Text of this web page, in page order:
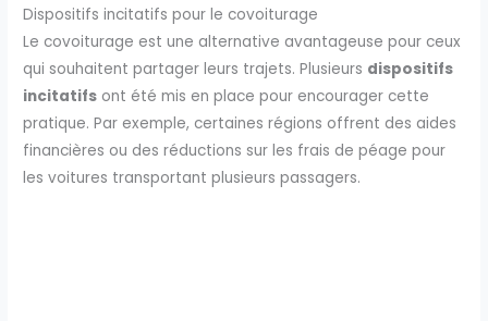
Dispositifs incitatifs pour le covoiturage
Le covoiturage est une alternative avantageuse pour ceux
qui souhaitent partager leurs trajets. Plusieurs dispositifs
incitatifs ont été mis en place pour encourager cette
pratique. Par exemple, certaines régions offrent des aides
financières ou des réductions sur les frais de péage pour
les voitures transportant plusieurs passagers.